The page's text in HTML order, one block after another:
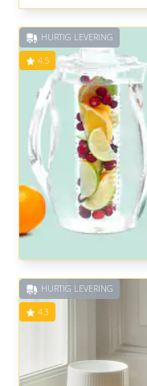
HURTIG LEVERING
4.5
HURTIG LEVERING
4.3